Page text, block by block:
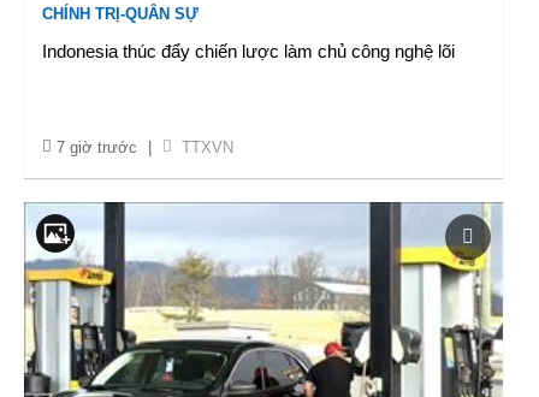
CHÍNH TRỊ-QUÂN SỰ
Indonesia thúc đẩy chiến lược làm chủ công nghệ lõi
7 giờ trước TTXVN